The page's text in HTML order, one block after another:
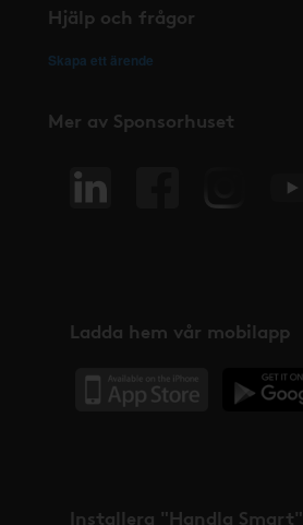
Hjälp och frågor
Skapa ett ärende
Mer av Sponsorhuset
Ladda hem vår mobilapp
Installera "Handla Smart"